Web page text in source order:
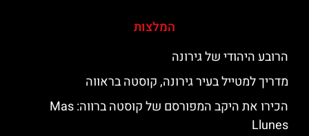
המלצות
הרובע היהודי של גירונה
מדריך למטייל בעיר גירונה, קוסטה בראווה
הכירו את היקב המפורסם של קוסטה ברווה: ‪‪Mas
Llunes‬‬